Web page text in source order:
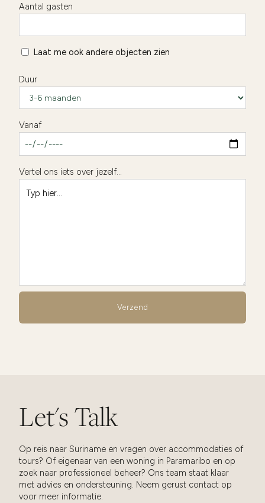
Aantal gasten
Laat me ook andere objecten zien
Duur
Vanaf
Vertel ons iets over jezelf...
Let's Talk
Op reis naar Suriname en vragen over accommodaties of
tours? Of eigenaar van een woning in Paramaribo en op
zoek naar professioneel beheer? Ons team staat klaar
met advies en ondersteuning. Neem gerust contact op
voor meer informatie.